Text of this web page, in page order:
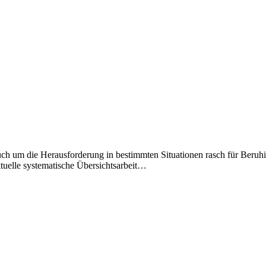
um die Herausforderung in bestimmten Situationen rasch für
systematische Übersichtsarbeit…